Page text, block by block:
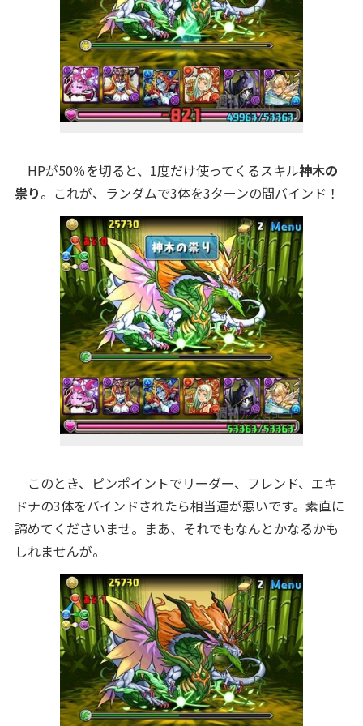
HPが50％を切ると、1度だけ使ってくるスキル神木の
祟り。これが、ランダムで3体を3ターンの間バインド！
このとき、ピンポイントでリーダー、フレンド、エキ
ドナの3体をバインドされたら相当運が悪いです。素直に
諦めてくださいませ。まあ、それでもなんとかなるかも
しれませんが。